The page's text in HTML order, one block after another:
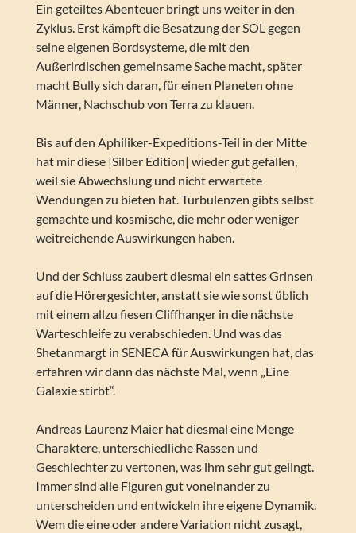
Ein geteiltes Abenteuer bringt uns weiter in den
Zyklus. Erst kämpft die Besatzung der SOL gegen
seine eigenen Bordsysteme, die mit den
Außerirdischen gemeinsame Sache macht, später
macht Bully sich daran, für einen Planeten ohne
Männer, Nachschub von Terra zu klauen.
Bis auf den Aphiliker-Expeditions-Teil in der Mitte
hat mir diese |Silber Edition| wieder gut gefallen,
weil sie Abwechslung und nicht erwartete
Wendungen zu bieten hat. Turbulenzen gibts selbst
gemachte und kosmische, die mehr oder weniger
weitreichende Auswirkungen haben.
Und der Schluss zaubert diesmal ein sattes Grinsen
auf die Hörergesichter, anstatt sie wie sonst üblich
mit einem allzu fiesen Cliffhanger in die nächste
Warteschleife zu verabschieden. Und was das
Shetanmargt in SENECA für Auswirkungen hat, das
erfahren wir dann das nächste Mal, wenn „Eine
Galaxie stirbt“.
Andreas Laurenz Maier hat diesmal eine Menge
Charaktere, unterschiedliche Rassen und
Geschlechter zu vertonen, was ihm sehr gut gelingt.
Immer sind alle Figuren gut voneinander zu
unterscheiden und entwickeln ihre eigene Dynamik.
Wem die eine oder andere Variation nicht zusagt,